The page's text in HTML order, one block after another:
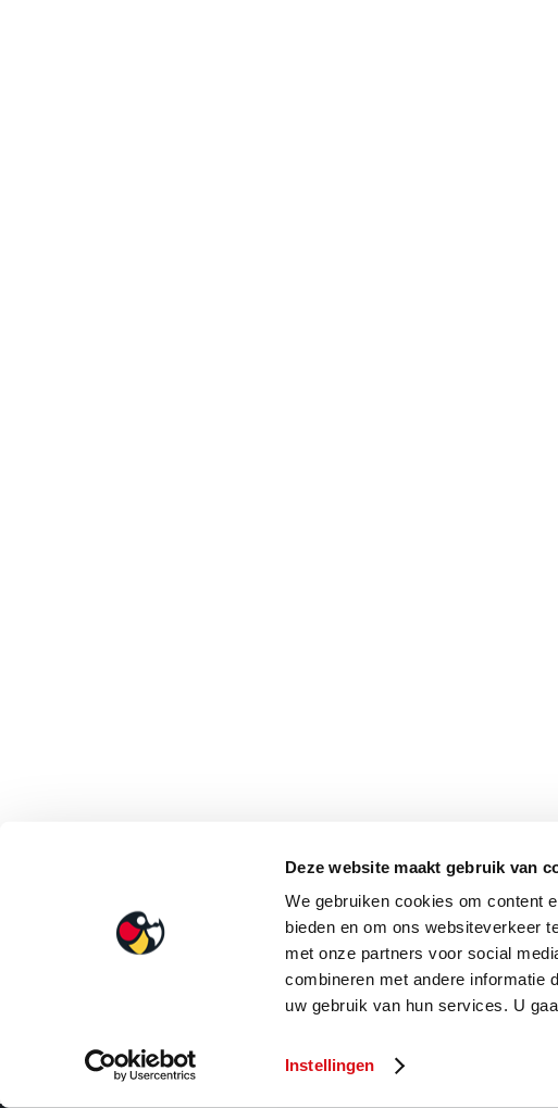
Deze website maakt gebruik van
We gebruiken cookies om content
bieden en om ons websiteverkeer
met onze partners voor social
combineren met andere informatie
uw gebruik van hun services. U
Instellingen